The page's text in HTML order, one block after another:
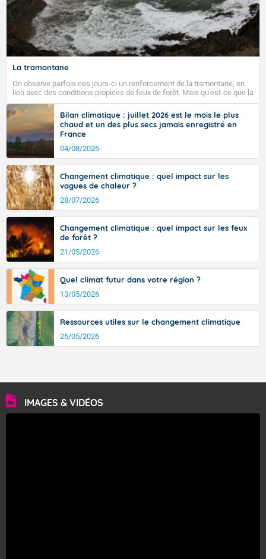
La tramontane
On observe parfois ces jours-ci un renforcement de la tramontane, en
lien avec des conditions propices de feux de forêt. Mais qu'est-ce que la
tramontane ? Quelles sont ses caractéristiques ? La tramontane est un
vent turbulent soufflant de secteur nord-ouest à nord, ou ouest à nord-
ouest, dans un secteur qui part du Roussillon à la vallée de l’Aude et à
l’ouest de l’Hérault. L’étymologie de ce vent vient du latin trasmontanus,
signifiant au-delà des monts, en allusion aux régions montagneuses
d’où provient ce vent.
Bilan climatique : juillet 2026 est le mois le plus
chaud et un des plus secs jamais enregistré en
France
04/08/2026
Changement climatique : quel impact sur les
vagues de chaleur ?
28/07/2026
Changement climatique : quel impact sur les feux
de forêt ?
21/05/2026
Quel climat futur dans votre région ?
13/05/2026
Ressources utiles sur le changement climatique
26/05/2026
IMAGES & VIDÉOS